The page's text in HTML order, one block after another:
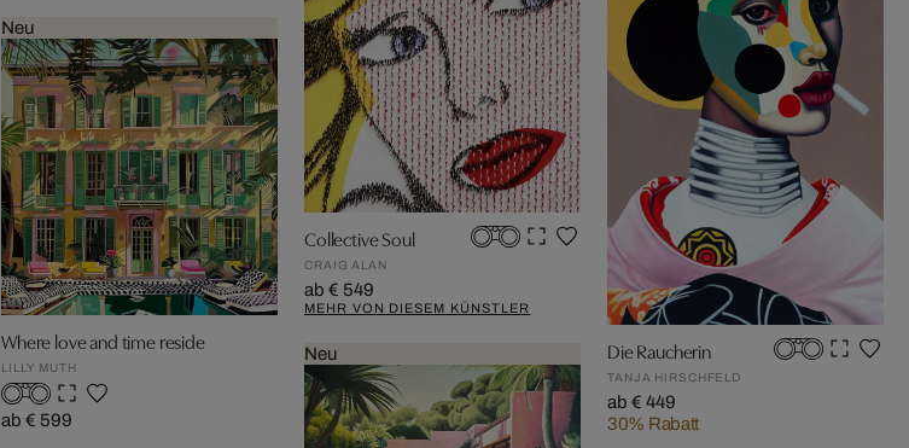
Neu
Where love and time reside
LILLY MUTH
ab € 599
Collective Soul
CRAIG ALAN
ab € 549
MEHR VON DIESEM KÜNSTLER
Neu Die Raucherin
TANJA HIRSCHFELD
ab € 449
30% Rabatt